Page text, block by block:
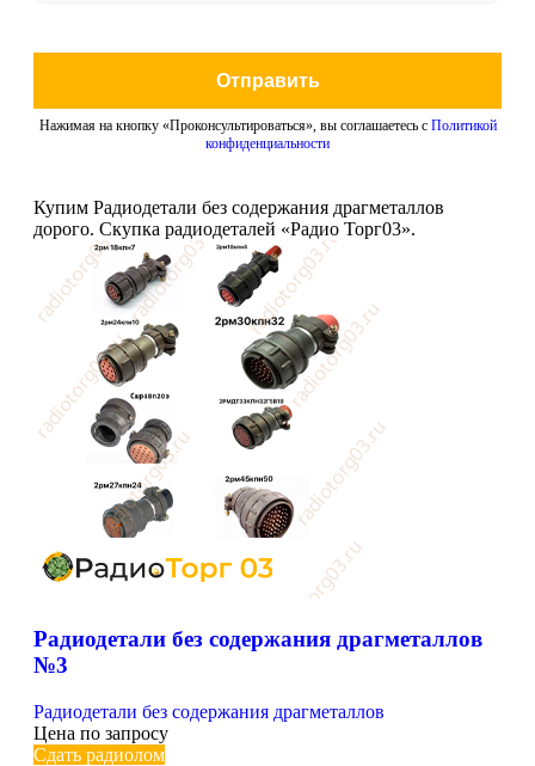
Отправить
Нажимая на кнопку «Проконсультироваться», вы соглашаетесь с Политикой
конфиденциальности
Купим Радиодетали без содержания драгметаллов
дорого. Скупка радиодеталей «Радио Торг03».
Радиодетали без содержания драгметаллов
№3
Радиодетали без содержания драгметаллов
Цена по запросу
Сдать радиолом